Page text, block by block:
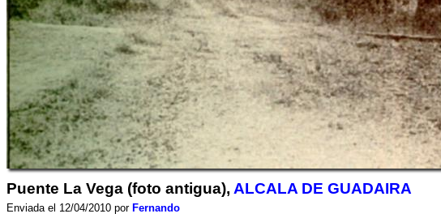
Puente La Vega (foto antigua), ALCALA DE GUADAIRA
Enviada el 12/04/2010 por Fernando